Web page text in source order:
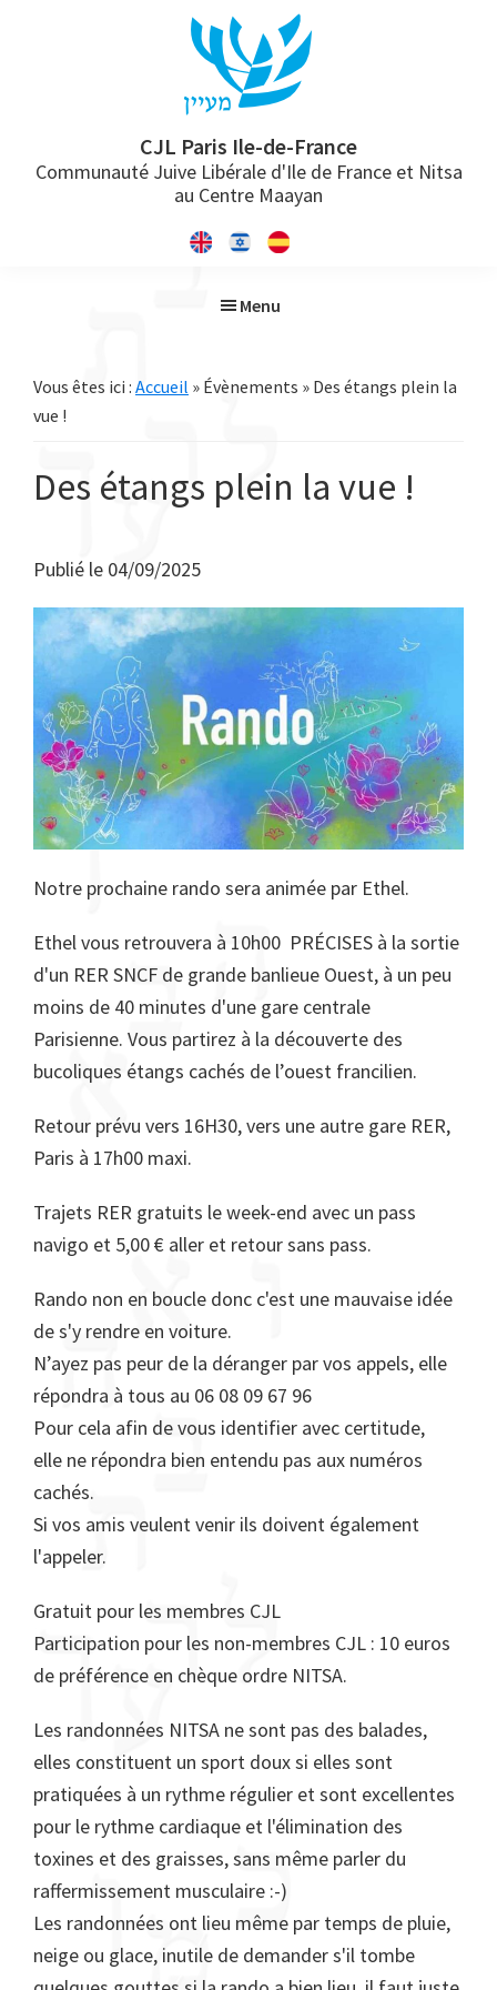
principale
CJL Paris Ile-de-France
Communauté Juive Libérale d'Ile de France et Nitsa
au Centre Maayan
Menu
Vous êtes ici : Accueil » Évènements » Des étangs plein la
vue !
Des étangs plein la vue !
Publié le 04/09/2025
Notre prochaine rando sera animée par Ethel.
Ethel vous retrouvera à 10h00 PRÉCISES à la sortie
d'un RER SNCF de grande banlieue Ouest, à un peu
moins de 40 minutes d'une gare centrale
Parisienne. Vous partirez à la découverte des
bucoliques étangs cachés de l’ouest francilien.
Retour prévu vers 16H30, vers une autre gare RER,
Paris à 17h00 maxi.
Trajets RER gratuits le week-end avec un pass
navigo et 5,00 € aller et retour sans pass.
Rando non en boucle donc c'est une mauvaise idée
de s'y rendre en voiture.
N’ayez pas peur de la déranger par vos appels, elle
répondra à tous au 06 08 09 67 96
Pour cela afin de vous identifier avec certitude,
elle ne répondra bien entendu pas aux numéros
cachés.
Si vos amis veulent venir ils doivent également
l'appeler.
Gratuit pour les membres CJL
Participation pour les non-membres CJL : 10 euros
de préférence en chèque ordre NITSA.
Les randonnées NITSA ne sont pas des balades,
elles constituent un sport doux si elles sont
pratiquées à un rythme régulier et sont excellentes
pour le rythme cardiaque et l'élimination des
toxines et des graisses, sans même parler du
raffermissement musculaire :-)
Les randonnées ont lieu même par temps de pluie,
neige ou glace, inutile de demander s'il tombe